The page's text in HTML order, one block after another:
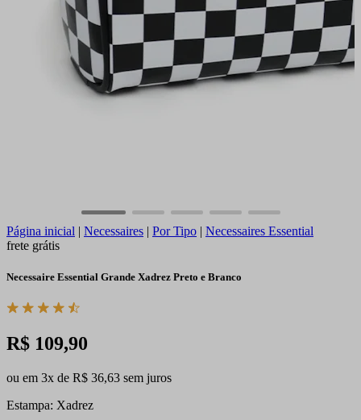
Página inicial | Necessaires | Por Tipo | Necessaires Essential
frete grátis
Necessaire Essential Grande Xadrez Preto e Branco
R$ 109,90
ou em 3x de R$ 36,63 sem juros
Estampa: Xadrez